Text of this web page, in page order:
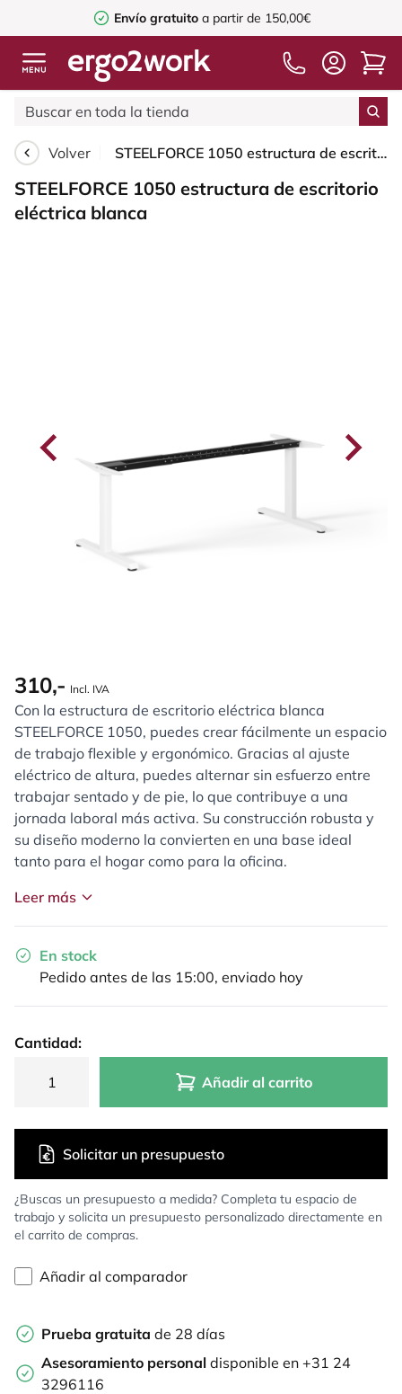
Envío gratuito a partir de 150,00€
Volver STEELFORCE 1050 estructura de escritorio eléctrica blanca
STEELFORCE 1050 estructura de escritorio
eléctrica blanca
310,- Incl. IVA
Con la estructura de escritorio eléctrica blanca
STEELFORCE 1050, puedes crear fácilmente un espacio
de trabajo flexible y ergonómico. Gracias al ajuste
eléctrico de altura, puedes alternar sin esfuerzo entre
trabajar sentado y de pie, lo que contribuye a una
jornada laboral más activa. Su construcción robusta y
su diseño moderno la convierten en una base ideal
tanto para el hogar como para la oficina.
Leer más
En stock
Pedido antes de las 15:00, enviado hoy
Cantidad:
Añadir al carrito
¿Buscas un presupuesto a medida? Completa tu espacio de
trabajo y solicita un presupuesto personalizado directamente en
el carrito de compras.
Solicitar un presupuesto
Añadir al comparador
Prueba gratuita de 28 días
Asesoramiento personal disponible en +31 24
3296116